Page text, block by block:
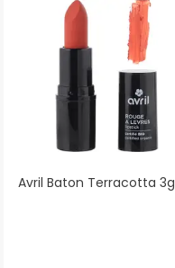
Avril Baton Terracotta 3g